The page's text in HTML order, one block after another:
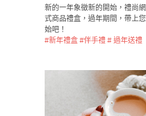
新的一年象徵新的開始，禮尚
式商品禮盒，過年期間，帶上
始吧！
#新年禮盒 #伴手禮 # 過年送禮